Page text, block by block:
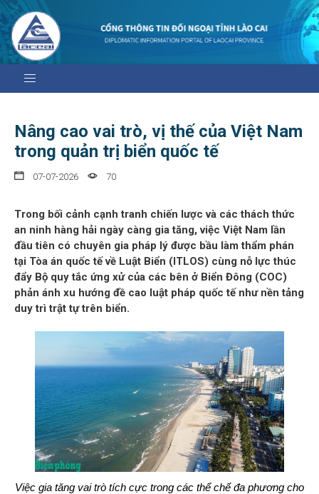
Nâng cao vai trò, vị thế của Việt Nam
trong quản trị biển quốc tế
07-07-2026 70
Trong bối cảnh cạnh tranh chiến lược và các thách thức
an ninh hàng hải ngày càng gia tăng, việc Việt Nam lần
đầu tiên có chuyên gia pháp lý được bầu làm thẩm phán
tại Tòa án quốc tế về Luật Biển (ITLOS) cùng nỗ lực thúc
đẩy Bộ quy tắc ứng xử của các bên ở Biển Đông (COC)
phản ánh xu hướng đề cao luật pháp quốc tế như nền tảng
duy trì trật tự trên biển.
Việc gia tăng vai trò tích cực trong các thể chế đa phương cho